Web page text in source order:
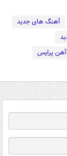
آهنگ های جدید
پرایس